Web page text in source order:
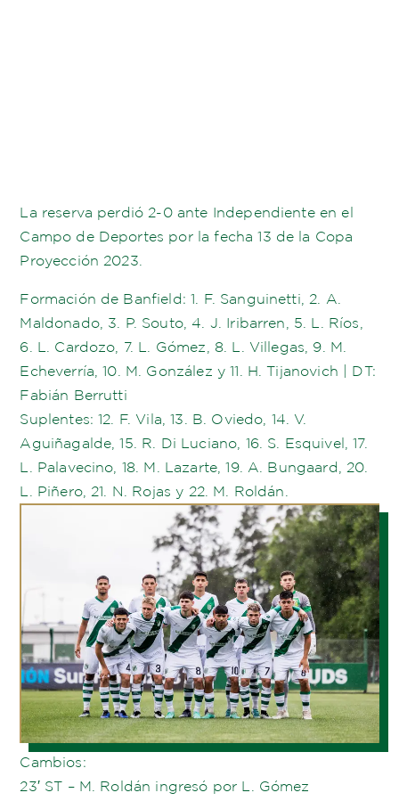
La reserva perdió 2-0 ante Independiente en el
Campo de Deportes por la fecha 13 de la Copa
Proyección 2023.
Formación de Banfield: 1. F. Sanguinetti, 2. A.
Maldonado, 3. P. Souto, 4. J. Iribarren, 5. L. Ríos,
6. L. Cardozo, 7. L. Gómez, 8. L. Villegas, 9. M.
Echeverría, 10. M. González y 11. H. Tijanovich | DT:
Fabián Berrutti
Suplentes: 12. F. Vila, 13. B. Oviedo, 14. V.
Aguiñagalde, 15. R. Di Luciano, 16. S. Esquivel, 17.
L. Palavecino, 18. M. Lazarte, 19. A. Bungaard, 20.
L. Piñero, 21. N. Rojas y 22. M. Roldán.
Cambios:
23′ ST – M. Roldán ingresó por L. Gómez